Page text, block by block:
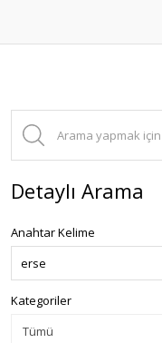
Detaylı Arama
Anahtar Kelime
Kategoriler